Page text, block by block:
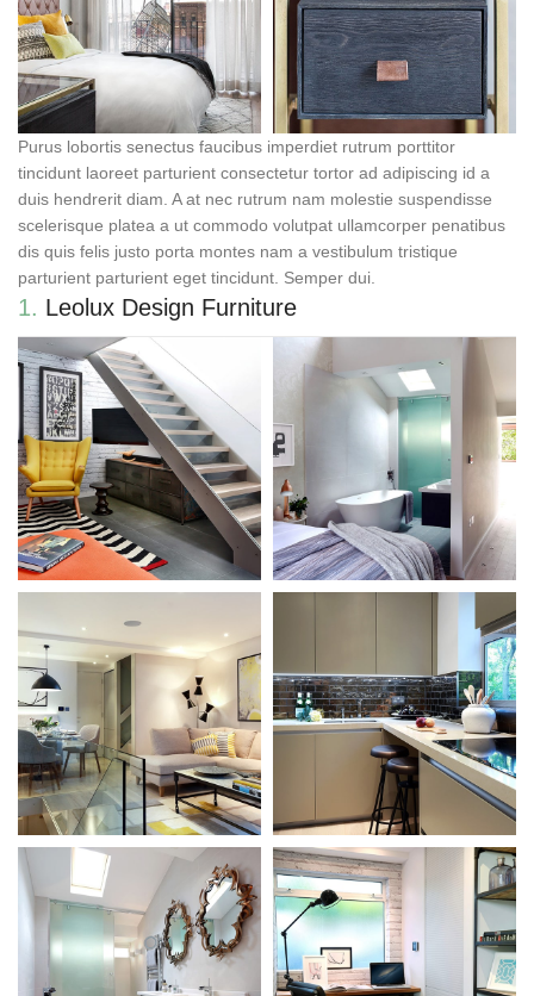
Purus lobortis senectus faucibus imperdiet rutrum porttitor
tincidunt laoreet parturient consectetur tortor ad adipiscing id a
duis hendrerit diam. A at nec rutrum nam molestie suspendisse
scelerisque platea a ut commodo volutpat ullamcorper penatibus
dis quis felis justo porta montes nam a vestibulum tristique
parturient parturient eget tincidunt. Semper dui.
1. Leolux Design Furniture